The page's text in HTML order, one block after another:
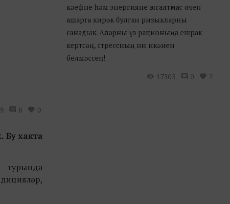
0 0
Бу хакта
турында
кәефне һәм энергияне югалтмас өчен
ашарга кирәк булган ризыкларны
санадык. Аларны үз рационыңа ешрак
кертсәң, стрессның ни икәнен
белмәссең!
17303
0 2